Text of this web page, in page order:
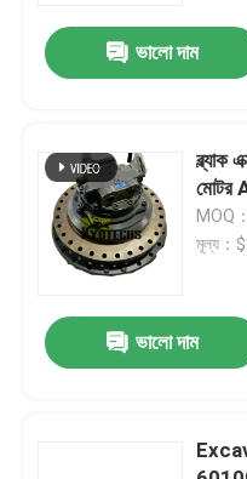
কারখানা পরিদর্শন
গুণমান নিয়ন্ত্রণ
আমাদের সাথে যোগাযোগ
খবর
ভালো দাম
মোটর
MOQ
মূল্য：
ভালো দাম